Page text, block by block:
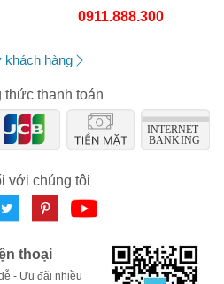
0911.888.300
khách hàng
thức thanh toán
với chúng tôi
thoại
- Ưu đãi nhiều